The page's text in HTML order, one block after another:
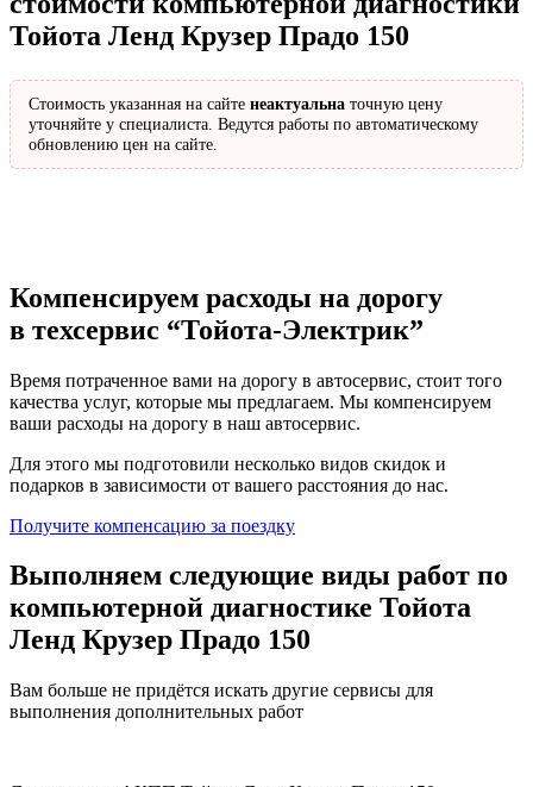
Тойота Ленд Крузер Прадо 150
Стоимость указанная на сайте неактуальна точную цену
уточняйте у специалиста. Ведутся работы по автоматическому
обновлению цен на сайте.
Компенсируем расходы на дорогу
в техсервис “Тойота-Электрик”
Время потраченное вами на дорогу в автосервис, стоит того
качества услуг, которые мы предлагаем. Мы компенсируем
ваши расходы на дорогу в наш автосервис.
Для этого мы подготовили несколько видов скидок и
подарков в зависимости от вашего расстояния до нас.
Получите компенсацию за поездку
Выполняем следующие виды работ по
компьютерной диагностике Тойота
Ленд Крузер Прадо 150
Вам больше не придётся искать другие сервисы для
выполнения дополнительных работ